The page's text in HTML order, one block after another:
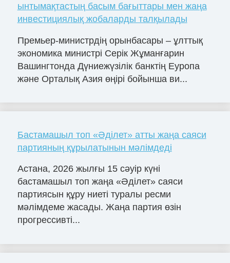
ынтымақтастың басым бағыттары мен жаңа
инвестициялық жобаларды талқылады
Премьер-министрдің орынбасары – ұлттық
экономика министрі Серік Жұманғарин
Вашингтонда Дүниежүзілік банктің Еуропа
және Орталық Азия өңірі бойынша ви...
Бастамашыл топ «Әділет» атты жаңа саяси
партияның құрылатынын мәлімдеді
Астана, 2026 жылғы 15 сәуір күні
бастамашыл топ жаңа «Әділет» саяси
партиясын құру ниеті туралы ресми
мәлімдеме жасады. Жаңа партия өзін
прогрессивті...